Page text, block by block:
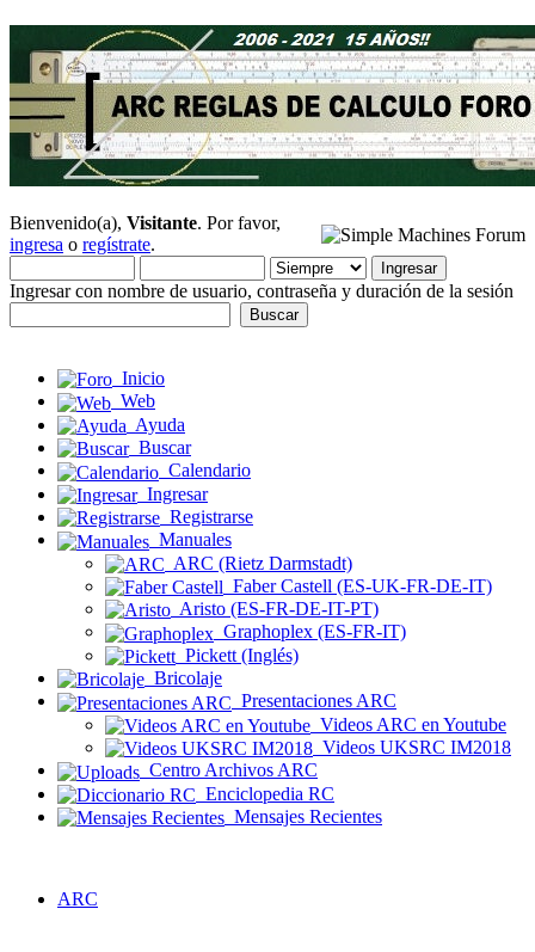
Bienvenido(a), Visitante. Por favor,
ingresa o regístrate.
Ingresar con nombre de usuario, contraseña y duración de la sesión
Inicio
Web
Ayuda
Buscar
Calendario
Ingresar
Registrarse
Manuales
ARC (Rietz Darmstadt)
Faber Castell (ES-UK-FR-DE-IT)
Aristo (ES-FR-DE-IT-PT)
Graphoplex (ES-FR-IT)
Pickett (Inglés)
Bricolaje
Presentaciones ARC
Videos ARC en Youtube
Videos UKSRC IM2018
Centro Archivos ARC
Enciclopedia RC
Mensajes Recientes
ARC